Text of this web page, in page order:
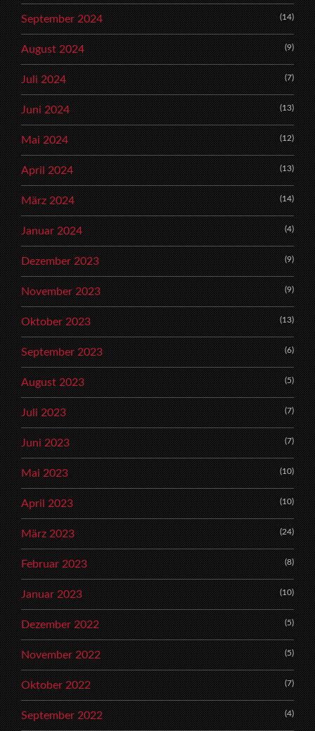
September 2024 (14)
August 2024 (9)
Juli 2024 (7)
Juni 2024 (13)
Mai 2024 (12)
April 2024 (13)
März 2024 (14)
Januar 2024 (4)
Dezember 2023 (9)
November 2023 (9)
Oktober 2023 (13)
September 2023 (6)
August 2023 (5)
Juli 2023 (7)
Juni 2023 (7)
Mai 2023 (10)
April 2023 (10)
März 2023 (24)
Februar 2023 (8)
Januar 2023 (10)
Dezember 2022 (5)
November 2022 (5)
Oktober 2022 (7)
September 2022 (4)